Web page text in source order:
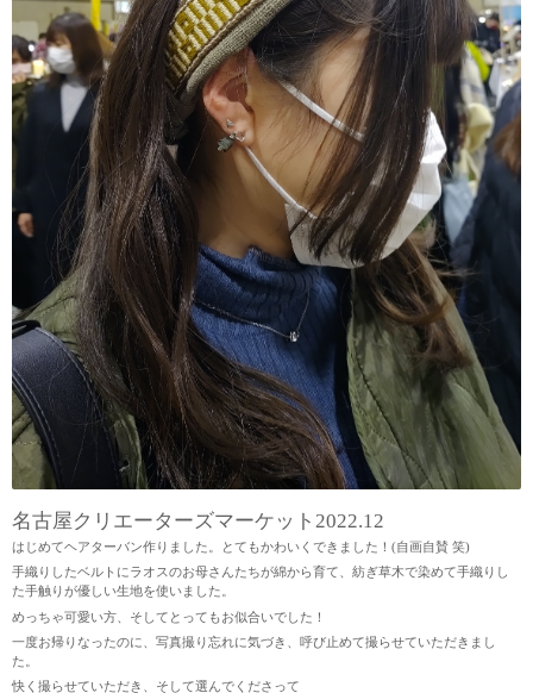
名古屋クリエーターズマーケット2022.12
はじめてヘアターバン作りました。とてもかわいくできました！(自画自賛 笑)
手織りしたベルトにラオスのお母さんたちが綿から育て、紡ぎ草木で染めて手織りし
た手触りが優しい生地を使いました。
めっちゃ可愛い方、そしてとってもお似合いでした！
一度お帰りなったのに、写真撮り忘れに気づき、呼び止めて撮らせていただきまし
た。
快く撮らせていただき、そして選んでくださって